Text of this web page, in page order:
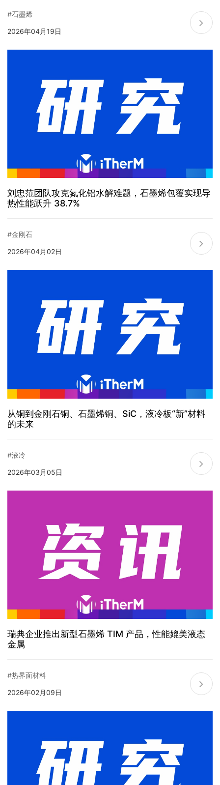
#石墨烯
2026年04月19日
刘忠范团队攻克氮化铝水解难题，石墨烯包覆实现导
热性能跃升 38.7%
#金刚石
2026年04月02日
从铜到金刚石铜、石墨烯铜、SiC，液冷板“新”材料
的未来
#液冷
2026年03月05日
瑞典企业推出新型石墨烯 TIM 产品，性能媲美液态
金属
#热界面材料
2026年02月09日